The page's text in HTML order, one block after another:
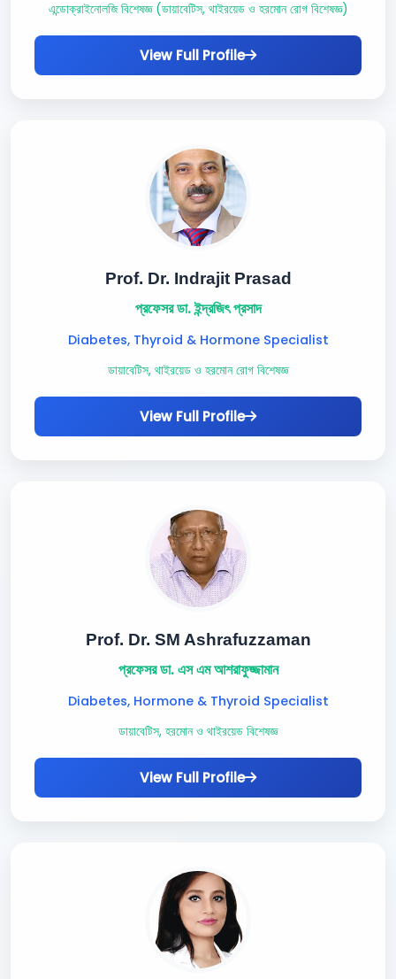
এন্ডোক্রাইনোলজি বিশেষজ্ঞ (ডায়াবেটিস, থাইরয়েড ও হরমোন রোগ বিশেষজ্ঞ)
View Full Profile
Prof. Dr. Indrajit Prasad
প্রফেসর ডা. ইন্দ্রজিৎ প্রসাদ
Diabetes, Thyroid & Hormone Specialist
ডায়াবেটিস, থাইরয়েড ও হরমোন রোগ বিশেষজ্ঞ
View Full Profile
Prof. Dr. SM Ashrafuzzaman
প্রফেসর ডা. এস এম আশরাফুজ্জামান
Diabetes, Hormone & Thyroid Specialist
ডায়াবেটিস, হরমোন ও থাইরয়েড বিশেষজ্ঞ
View Full Profile